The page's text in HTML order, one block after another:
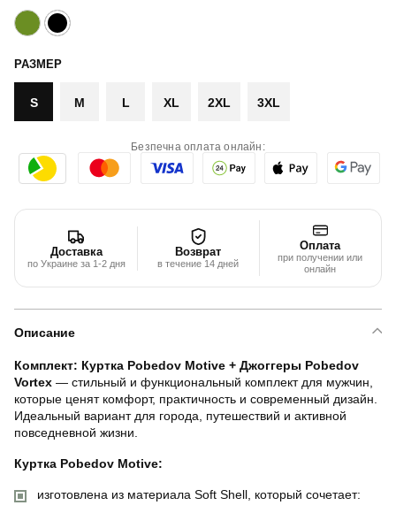
РАЗМЕР
S M L XL 2XL 3XL
Безпечна оплата онлайн:
Доставка
по Украине за 1-2 дня
Возврат
в течение 14 дней
Оплата
при получении или
онлайн
Описание
Комплект: Куртка Pobedov Motive + Джоггеры Pobedov
Vortex — стильный и функциональный комплект для мужчин,
которые ценят комфорт, практичность и современный дизайн.
Идеальный вариант для города, путешествий и активной
повседневной жизни.
Куртка Pobedov Motive:
изготовлена из материала Soft Shell, который сочетает: